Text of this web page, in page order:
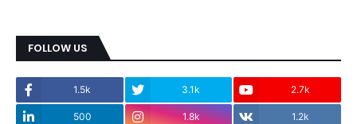
FOLLOW US
1.5k 3.1k 2.7k
500 1.8k 1.2k